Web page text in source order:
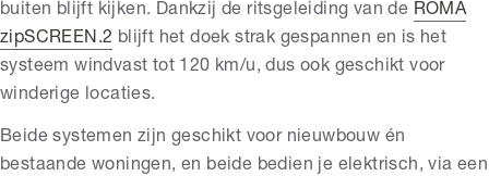
buiten blijft kijken. Dankzij de ritsgeleiding van de ROMA
zipSCREEN.2 blijft het doek strak gespannen en is het
systeem windvast tot 120 km/u, dus ook geschikt voor
winderige locaties.
Beide systemen zijn geschikt voor nieuwbouw én
bestaande woningen, en beide bedien je elektrisch, via een